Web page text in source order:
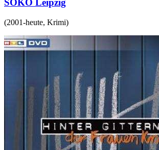
SOKO Leipzig
(2001-heute, Krimi)